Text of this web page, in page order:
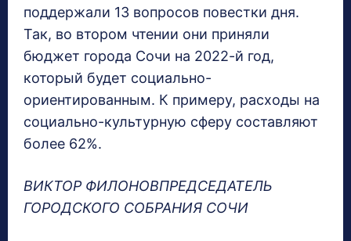
поддержали 13 вопросов повестки дня.
Так, во втором чтении они приняли
бюджет города Сочи на 2022-й год,
который будет социально-
ориентированным. К примеру, расходы на
социально-культурную сферу составляют
более 62%.
ВИКТОР ФИЛОНОВПРЕДСЕДАТЕЛЬ
ГОРОДСКОГО СОБРАНИЯ СОЧИ